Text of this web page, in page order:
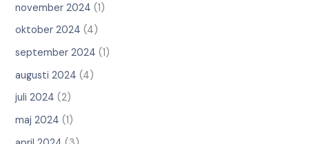
november 2024 (1)
oktober 2024 (4)
september 2024 (1)
augusti 2024 (4)
juli 2024 (2)
maj 2024 (1)